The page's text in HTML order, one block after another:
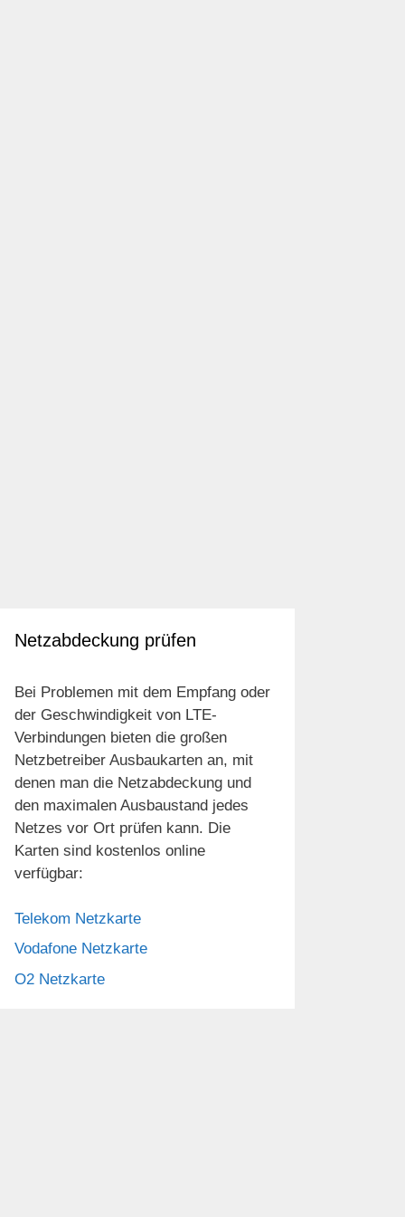
Netzabdeckung prüfen
Bei Problemen mit dem Empfang oder
der Geschwindigkeit von LTE-
Verbindungen bieten die großen
Netzbetreiber Ausbaukarten an, mit
denen man die Netzabdeckung und
den maximalen Ausbaustand jedes
Netzes vor Ort prüfen kann. Die
Karten sind kostenlos online
verfügbar:
Telekom Netzkarte
Vodafone Netzkarte
O2 Netzkarte